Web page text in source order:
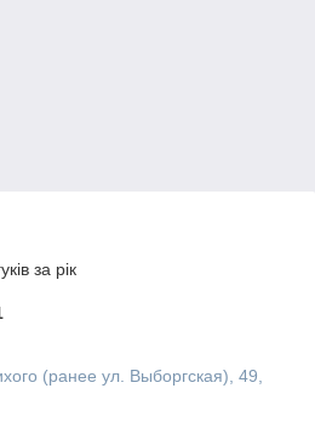
за рік
(ранее ул. Выборгская), 49,